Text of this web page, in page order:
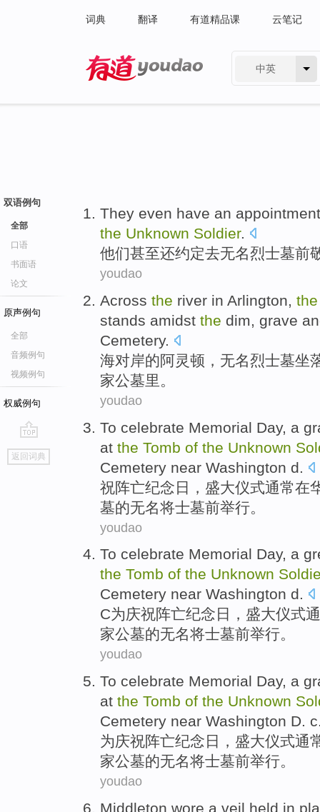
词典 翻译 有道精品课 云笔记
中英
双语例句
全部
口语
书面语
论文
原声例句
全部
音频例句
视频例句
权威例句
go
top
返回词典
They even have an appointment
the Unknown Soldier.
他们甚至还约定去无名烈士墓前
youdao
Across the river in Arlington, the
stands amidst the dim, grave
Cemetery.
海对岸的阿灵顿， 无名烈士墓坐
家公墓里。
youdao
To celebrate Memorial Day, a
at the Tomb of the Unknown
Cemetery near Washington d.
祝阵亡纪念日 ， 盛大仪式通常在
墓的无名将士墓前举行。
youdao
To celebrate Memorial Day, a
the Tomb of the Unknown
Cemetery near Washington d.
C为庆祝阵亡纪念日， 盛大仪式
家公墓的无名将士墓前举行。
youdao
To celebrate Memorial Day, a
at the Tomb of the Unknown
Cemetery near Washington D. c
为庆祝阵亡纪念日， 盛大仪式通
家公墓的无名将士墓前举行。
youdao
Middleton wore a veil held in